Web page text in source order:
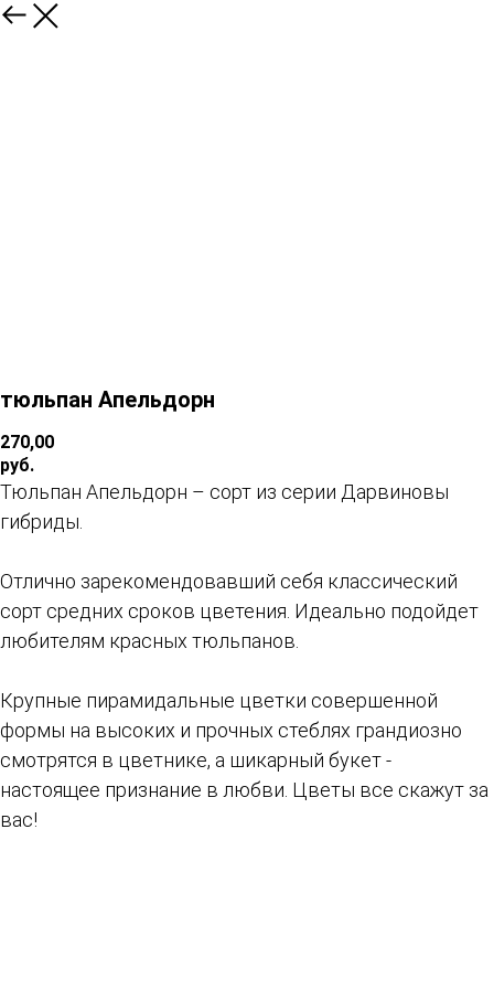
тюльпан Апельдорн
270,00
руб.
Тюльпан Апельдорн – сорт из серии Дарвиновы
гибриды.
Отлично зарекомендовавший себя классический
сорт средних сроков цветения. Идеально подойдет
любителям красных тюльпанов.
Крупные пирамидальные цветки совершенной
формы на высоких и прочных стеблях грандиозно
смотрятся в цветнике, а шикарный букет -
настоящее признание в любви. Цветы все скажут за
вас!